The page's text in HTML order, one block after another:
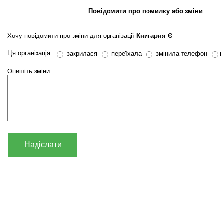
Повідомити про помилку або зміни
Хочу повідомити про зміни для організації Книгарня Є
Ця організація: закрилася переїхала змінила телефон
Опишіть зміни:
Надіслати